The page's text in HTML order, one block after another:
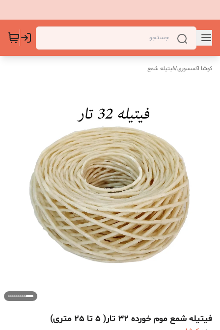
کوشا اکسسوری/فیتیله شمع
فیتیله شمع موم خورده 32 تار( 5 تا 25 متری)